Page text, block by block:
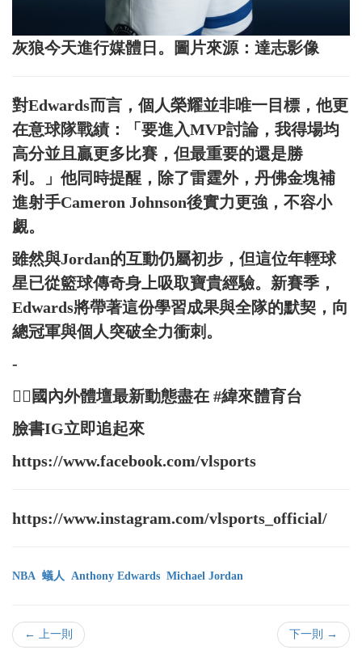
灰狼今天進行媒體日。圖片來源：達志影像
對Edwards而言，個人榮耀並非唯一目標，他更
在意球隊戰績：「要進入MVP討論，我得場均
高分並且贏更多比賽，但最重要的還是勝
利。」他同時提醒，除了雷霆外，丹佛金塊補
進射手Cameron Johnson後實力更強，不容小
覷。
雖然與Jordan的互動仍屬初步，但這位年輕球
星已從籃球傳奇身上吸取寶貴經驗。新賽季，
Edwards將帶著這份學習成果與全隊的默契，向
總冠軍與個人突破全力衝刺。
-
👉🏻國內外體壇最新動態盡在 #緯來體育台
臉書IG立即追起來
https://www.facebook.com/vlsports
https://www.instagram.com/vlsports_official/
NBA 蟻人 Anthony Edwards Michael Jordan
← 上一則 下一則 →